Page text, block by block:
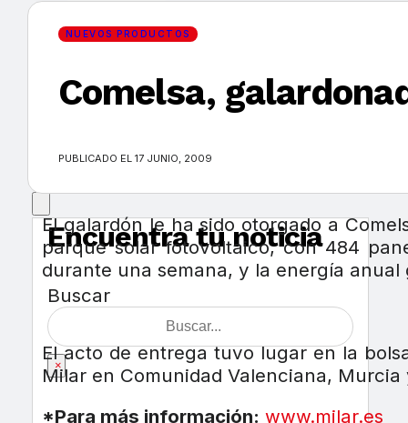
MERCADOS Y TENDENCIAS
Encuentra tu noticia
Buscar
×
NUEVOS PRODUCTOS
Comelsa,
PUBLICADO EL 17 JUNIO, 2009
El galardón le ha sido otorgado a
parque solar fotovoltaico, con 484
durante una semana, y la energía
El acto de entrega tuvo lugar en la
Milar en Comunidad Valenciana,
*Para más información: www.milar.es